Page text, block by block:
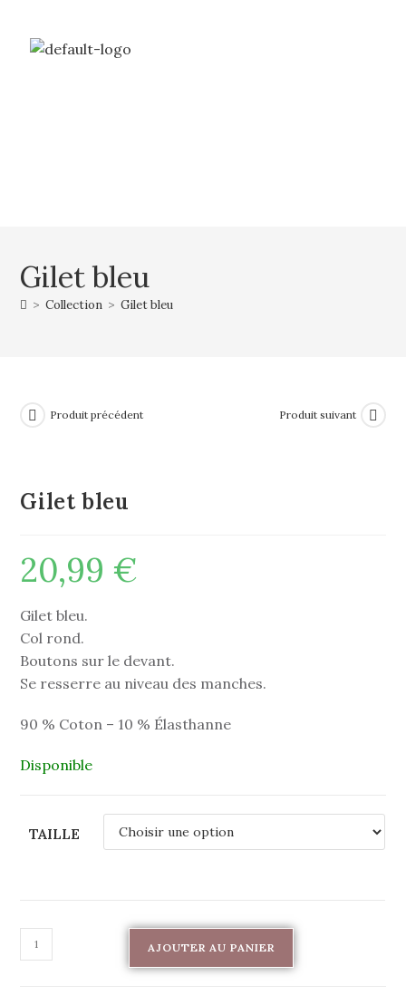
Gilet bleu
> Collection > Gilet bleu
Produit précédent Produit suivant
Gilet bleu
20,99 €
Gilet bleu.
Col rond.
Boutons sur le devant.
Se resserre au niveau des manches.
90 % Coton – 10 % Élasthanne
Disponible
TAILLE
AJOUTER AU PANIER